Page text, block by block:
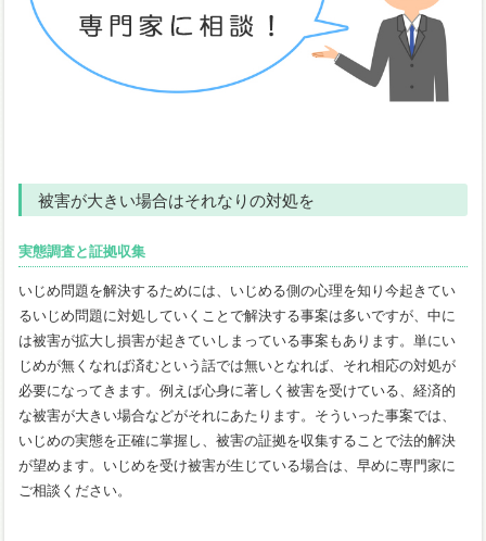
被害が大きい場合はそれなりの対処を
実態調査と証拠収集
いじめ問題を解決するためには、いじめる側の心理を知り今起きてい
るいじめ問題に対処していくことで解決する事案は多いですが、中に
は被害が拡大し損害が起きていしまっている事案もあります。単にい
じめが無くなれば済むという話では無いとなれば、それ相応の対処が
必要になってきます。例えば心身に著しく被害を受けている、経済的
な被害が大きい場合などがそれにあたります。そういった事案では、
いじめの実態を正確に掌握し、被害の証拠を収集することで法的解決
が望めます。いじめを受け被害が生じている場合は、早めに専門家に
ご相談ください。